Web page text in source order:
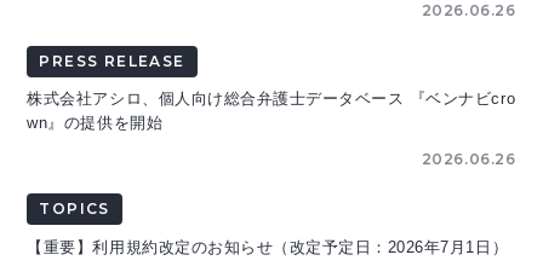
2026.06.26
PRESS RELEASE
株式会社アシロ、個人向け総合弁護士データベース 『ベンナビcro
wn』の提供を開始
2026.06.26
TOPICS
【重要】利用規約改定のお知らせ（改定予定日：2026年7月1日）